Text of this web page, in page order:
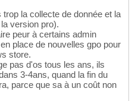
la collecte de donnée et la
version pro).
peur à certains admin
place de nouvelles gpo pour
store.
pas d'os tous les ans, ils
3-4ans, quand la fin du
parce que sa à un coût non